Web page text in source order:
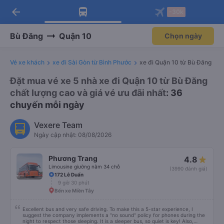
Tải app Vexere ngay!
Nhận ưu đãi thành viên độc
Mở app
Tải app Vexere
-30k/ghế khi đặt vé máy bay qua
Mở app
arrow_back
Bù Đăng Quận 10 Chọn ngày
Vé xe khách xe đi Sài Gòn từ Bình Phước xe đi Quận 10 từ Bù Đăng
Đặt mua vé xe 5 nhà xe đi Quận 10 từ Bù Đăng
chất lượng cao và giá vé ưu đãi nhất: 36
chuyến mỗi ngày
Vexere Team
Ngày cập nhật: 08/08/2026
Phương Trang
Limousine giường nằm 34 chỗ
4.8
(3990 đánh giá)
172 Lê Duẩn
9 giờ 30 phút
Bến xe Miền Tây
Excellent bus and very safe driving. To make this a 5-star experience, I
suggest the company implements a "no sound" policy for phones during the
night to respect those sleeping. It is a sleeper bus, so quiet is key! Also,